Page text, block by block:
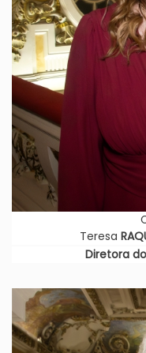
Teresa
Diretora
Imagem